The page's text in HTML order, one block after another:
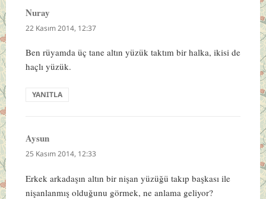
Nuray
ki:
22 Kasım 2014, 12:37
Ben rüyamda üç tane altın yüzük taktım bir halka, ikisi de
haçlı yüzük.
YANITLA
Aysundedi
ki:
25 Kasım 2014, 12:33
Erkek arkadaşın altın bir nişan yüzüğü takıp başkası ile
nişanlanmış olduğunu görmek, ne anlama geliyor?